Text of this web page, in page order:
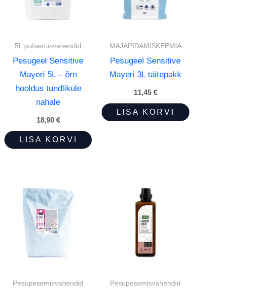
5L puhastusvahendid
Pesugeel Sensitive
Mayeri 5L – õrn
hooldus tundlikule
nahale
18,90 €
LISA KORVI
MAJAPIDAMISKEEMIA
Pesugeel Sensitive
Mayeri 3L täitepakk
11,45 €
LISA KORVI
Pesupesemisvahendid Pesupesemisvahendid